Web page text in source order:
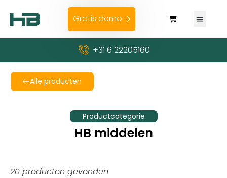
Gratis demo
+31 6 22205160
Alle producten
Productcategorie
HB middelen
20 producten gevonden